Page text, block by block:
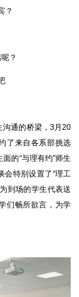
？
？
沟通的桥梁，3月20
了来自各系部挑选
的“与理有约”师生
会特别设置了“理工
到场的学生代表送
们畅所欲言，为学